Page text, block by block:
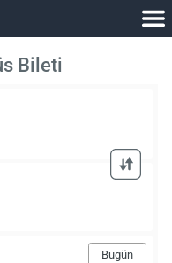
Bileti
Bugün